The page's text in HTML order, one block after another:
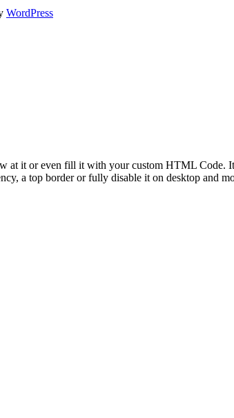
WordPress
at it or even fill it with your custom HTML Code.
a top border or fully disable it on desktop and